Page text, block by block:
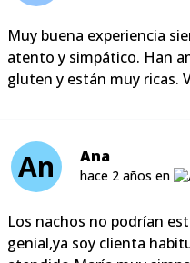
Muy buena experiencia
atento y simpático. Han
gluten y están muy ricas.
An Ana
hace 2 años en
Los nachos no podrían
genial,ya soy clienta